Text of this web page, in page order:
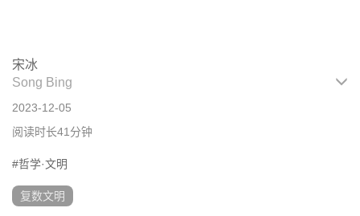
宋冰
Song Bing
2023-12-05
阅读时长41分钟
#哲学·文明
复数文明